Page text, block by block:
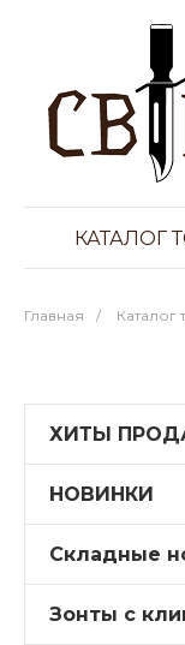
КАТАЛОГ
Главная / Каталог
ХИТЫ
НОВИНКИ
Складные
Зонты с